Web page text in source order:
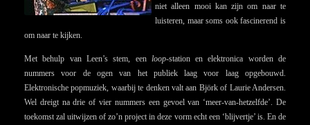
niet alleen mooi kan zijn om naar te
luisteren, maar soms ook fascinerend is
om naar te kijken.
Met behulp van Leen’s stem, een loop-station en elektronica worden de
nummers voor de ogen van het publiek laag voor laag opgebouwd.
Elektronische popmuziek, waarbij te denken valt aan Björk of Laurie Andersen.
Wel dreigt na drie of vier nummers een gevoel van ‘meer-van-hetzelfde’. De
toekomst zal uitwijzen of zo’n project in deze vorm echt een ‘blijvertje’ is. En de